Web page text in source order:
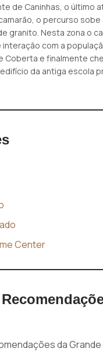
de Caninhas, o último
o percurso
granito. Nesta zona o
com a
Coberta e finalmente
da antiga escola
Center
da